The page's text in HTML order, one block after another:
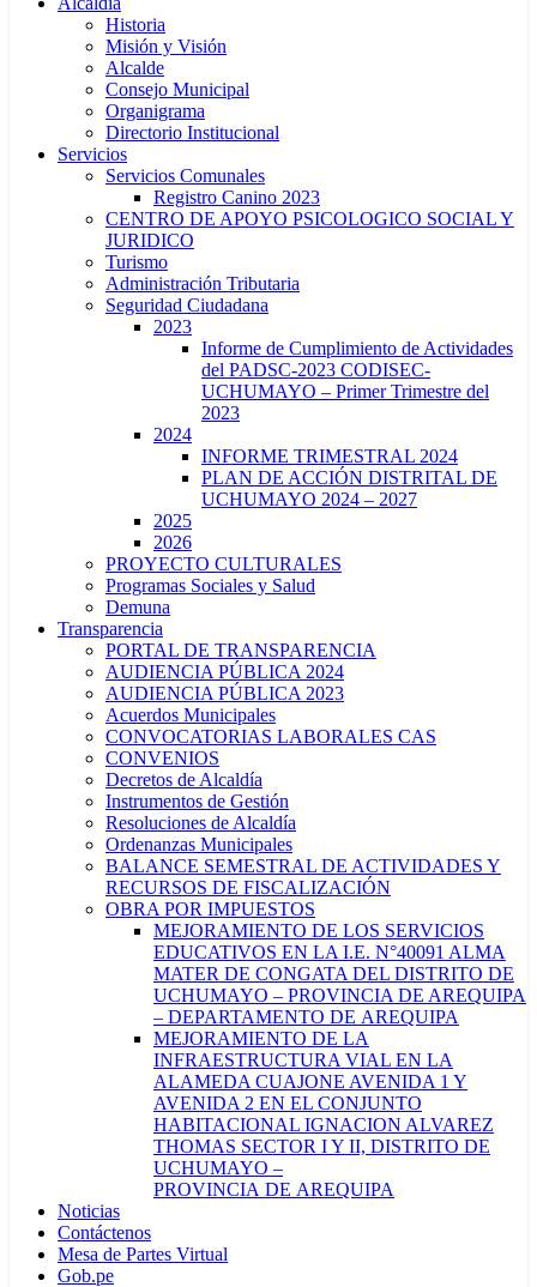
Historia
Misión y Visión
Alcalde
Consejo Municipal
Organigrama
Directorio Institucional
Servicios
Servicios Comunales
Registro Canino 2023
CENTRO DE APOYO PSICOLOGICO SOCIAL Y
JURIDICO
Turismo
Administración Tributaria
Seguridad Ciudadana
2023
Informe de Cumplimiento de Actividades
del PADSC-2023 CODISEC-
UCHUMAYO – Primer Trimestre del
2023
2024
INFORME TRIMESTRAL 2024
PLAN DE ACCIÓN DISTRITAL DE
UCHUMAYO 2024 – 2027
2025
2026
PROYECTO CULTURALES
Programas Sociales y Salud
Demuna
Transparencia
PORTAL DE TRANSPARENCIA
AUDIENCIA PÚBLICA 2024
AUDIENCIA PÚBLICA 2023
Acuerdos Municipales
CONVOCATORIAS LABORALES CAS
CONVENIOS
Decretos de Alcaldía
Instrumentos de Gestión
Resoluciones de Alcaldía
Ordenanzas Municipales
BALANCE SEMESTRAL DE ACTIVIDADES Y
RECURSOS DE FISCALIZACIÓN
OBRA POR IMPUESTOS
MEJORAMIENTO DE LOS SERVICIOS
EDUCATIVOS EN LA I.E. N°40091 ALMA
MATER DE CONGATA DEL DISTRITO DE
UCHUMAYO – PROVINCIA DE AREQUIPA
– DEPARTAMENTO DE AREQUIPA
MEJORAMIENTO DE LA
INFRAESTRUCTURA VIAL EN LA
ALAMEDA CUAJONE AVENIDA 1 Y
AVENIDA 2 EN EL CONJUNTO
HABITACIONAL IGNACION ALVAREZ
THOMAS SECTOR I Y II, DISTRITO DE
UCHUMAYO –
PROVINCIA DE AREQUIPA
Noticias
Contáctenos
Mesa de Partes Virtual
Gob.pe